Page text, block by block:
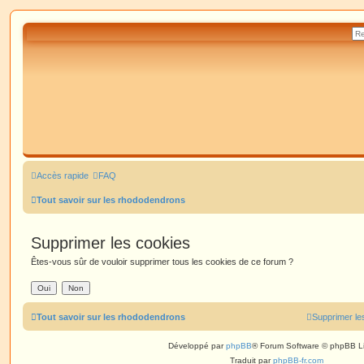
Accès rapide FAQ
Tout savoir sur les rhododendrons
Supprimer les cookies
Êtes-vous sûr de vouloir supprimer tous les cookies de ce forum ?
Tout savoir sur les rhododendrons Supprimer
Développé parphpBB® Forum Software © phpBB
Traduit parphpBB-fr.com